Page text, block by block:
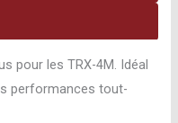
pour les TRX-4M. Idéal
performances tout-